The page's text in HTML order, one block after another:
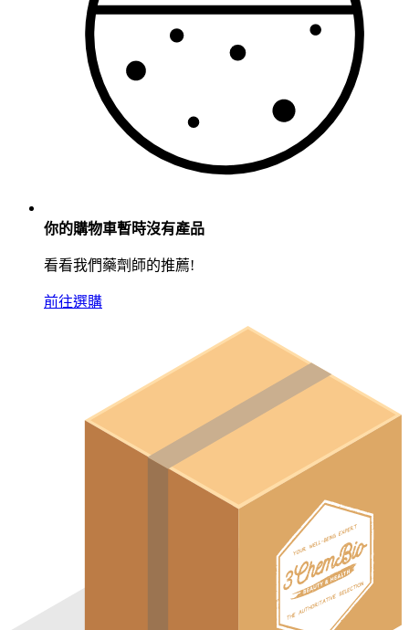
你的購物車暫時沒有產品
看看我們藥劑師的推薦!
前往選購